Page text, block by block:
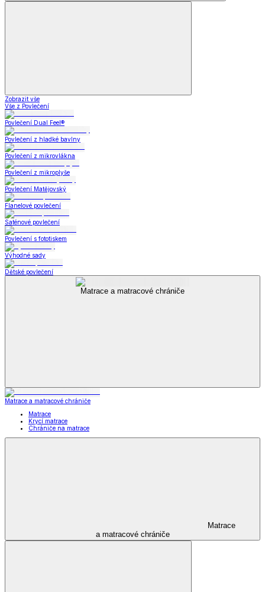
Zobrazit vše
Vše z Povlečení
Povlečení Dual Feel®
Povlečení z hladké bavlny
Povlečení z mikrovlákna
Povlečení z mikroplyše
Povlečení Matějovský
Flanelové povlečení
Saténové povlečení
Povlečení s fototiskem
Výhodné sady
Dětské povlečení
Matrace a matracové chrániče
Matrace a matracové chrániče
Matrace
Krycí matrace
Chrániče na matrace
Matrace
a matracové chrániče